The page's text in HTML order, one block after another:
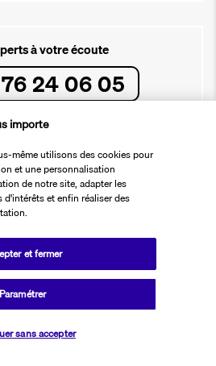
à votre écoute
24 06 05
au vendredi de 10h à 20h. Le samedi et
de 10h à 19h
(Prix d'un appel local)
et les DROM-COM
1 76 24 06 05
appel international)
produit : 48269
importe
même utilisons des cookies pour
et une personnalisation
de notre site, adapter les
et enfin réaliser des
Paramétrer
sans accepter
et fermer